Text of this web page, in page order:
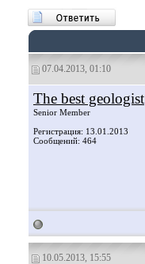
07.04.2013, 01:10
The best geologist
Senior Member
Регистрация: 13.01.2013
Сообщений: 464
10.05.2013, 15:55